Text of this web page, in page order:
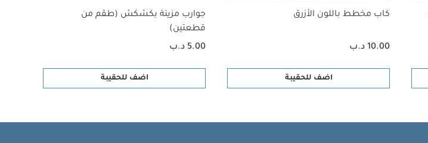
كاب مخطط باللون الأزرق
10.00 د.ب
اضف للحقيبة
جوارب مزينة بكشكش (طقم من
قطعتين)
5.00 د.ب
اضف للحقيبة